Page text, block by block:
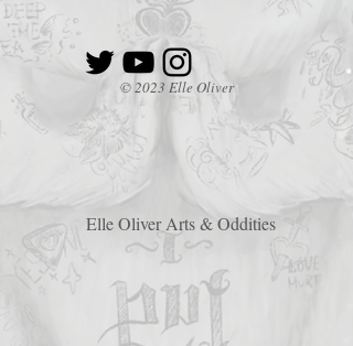
© 2023 Elle Oliver
Elle Oliver Arts & Oddities